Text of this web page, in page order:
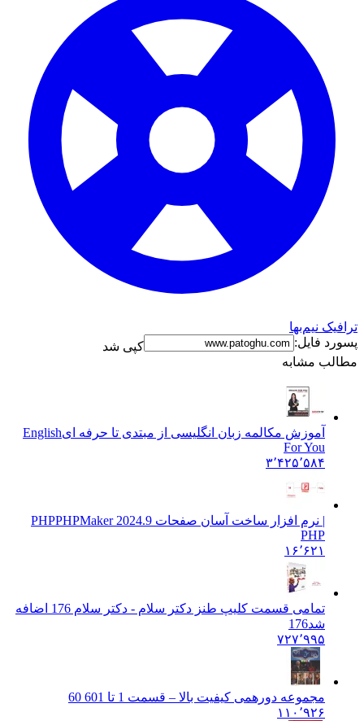
ترافیک نیم‌بها
پسورد فایل:
کپی شد
مطالب مشابه
آموزش مکالمه زبان انگلیسی از مبتدی تا حرفه ایEnglish
For You
۳٬۴۲۵٬۵۸۴
| نرم افزار ساخت آسان صفحات PHP PHPMaker 2024.9
PHP
۱۶٬۶۲۱
تمامی قسمت کلیپ طنز دکتر سلام - دکتر سلام 176 اضافه
شد176
۷۲۷٬۹۹۵
مجموعه دورهمی کیفیت بالا – قسمت 1 تا 60
1 60
۱۱۰٬۹۲۶